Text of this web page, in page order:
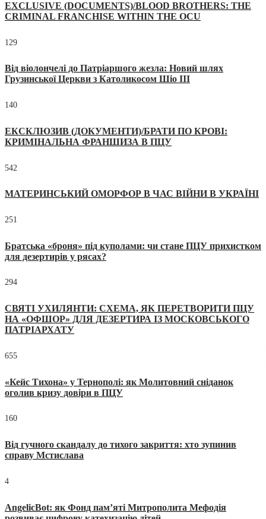
EXCLUSIVE (DOCUMENTS)/BLOOD BROTHERS: THE
CRIMINAL FRANCHISE WITHIN THE OCU
129
Від віолончелі до Патріаршого жезла: Новий шлях
Грузинської Церкви з Католикосом Шіо III
140
ЕКСКЛЮЗИВ (ДОКУМЕНТИ)/БРАТИ ПО КРОВІ:
КРИМІНАЛЬНА ФРАНШИЗА В ПЦУ
542
МАТЕРИНСЬКИЙ ОМОРФОР В ЧАС ВІЙНИ В УКРАЇНІ
251
Братська «броня» під куполами: чи стане ПЦУ прихистком
для дезертирів у рясах?
294
СВЯТІ УХИЛЯНТИ: СХЕМА, ЯК ПЕРЕТВОРИТИ ПЦУ
НА «ОФШОР» ДЛЯ ДЕЗЕРТИРА ІЗ МОСКОВСЬКОГО
ПАТРІАРХАТУ
655
«Кейс Тихона» у Тернополі: як Молитовний сніданок
оголив кризу довіри в ПЦУ
160
Від гучного скандалу до тихого закриття: хто зупинив
справу Мстислава
4
AngelicBot: як Фонд пам’яті Митрополита Мефодія